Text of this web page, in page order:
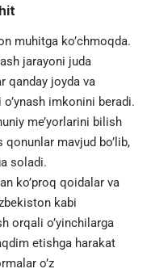
muhitga ko’chmoqda.
jarayoni juda
qanday joyda va
imkonini beradi.
me’yorlarini bilish
qonunlar mavjud bo’lib,
soladi.
ko’proq qoidalar va
kabi
orqali o’yinchilarga
etishga harakat
o’z